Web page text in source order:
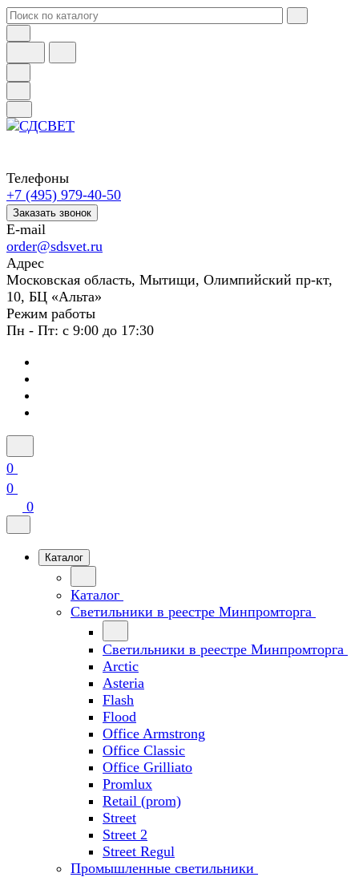
Телефоны
+7 (495) 979-40-50
Заказать звонок
E-mail
order@sdsvet.ru
Адрес
Московская область, Мытищи, Олимпийский пр-кт,
10, БЦ «Альта»
Режим работы
Пн - Пт: с 9:00 до 17:30
0
0
0
Каталог
Каталог
Светильники в реестре Минпромторга
Светильники в реестре Минпромторга
Arctic
Asteria
Flash
Flood
Office Armstrong
Office Classic
Office Grilliato
Promlux
Retail (prom)
Street
Street 2
Street Regul
Промышленные светильники